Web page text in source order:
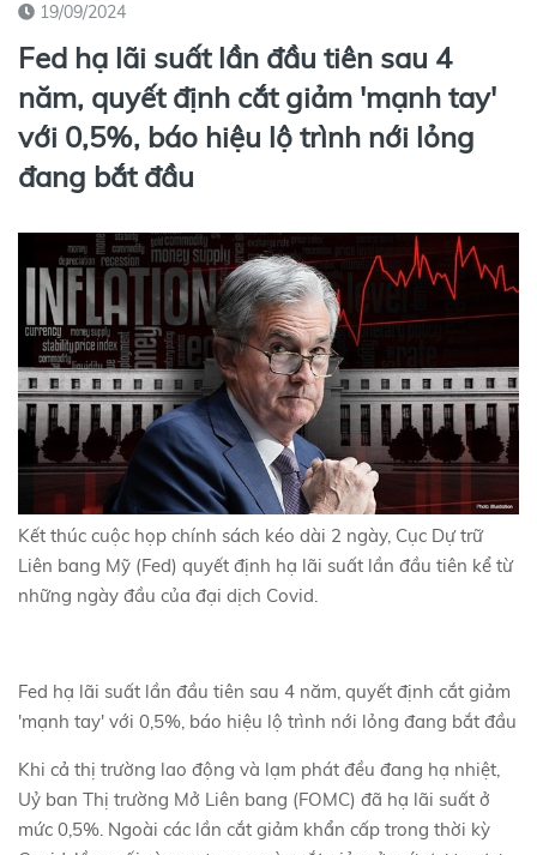
19/09/2024
Fed hạ lãi suất lần đầu tiên sau 4
năm, quyết định cắt giảm 'mạnh tay'
với 0,5%, báo hiệu lộ trình nới lỏng
đang bắt đầu
Kết thúc cuộc họp chính sách kéo dài 2 ngày, Cục Dự trữ
Liên bang Mỹ (Fed) quyết định hạ lãi suất lần đầu tiên kể từ
những ngày đầu của đại dịch Covid.
Fed hạ lãi suất lần đầu tiên sau 4 năm, quyết định cắt giảm
'mạnh tay' với 0,5%, báo hiệu lộ trình nới lỏng đang bắt đầu
Khi cả thị trường lao động và lạm phát đều đang hạ nhiệt,
Uỷ ban Thị trường Mở Liên bang (FOMC) đã hạ lãi suất ở
mức 0,5%. Ngoài các lần cắt giảm khẩn cấp trong thời kỳ